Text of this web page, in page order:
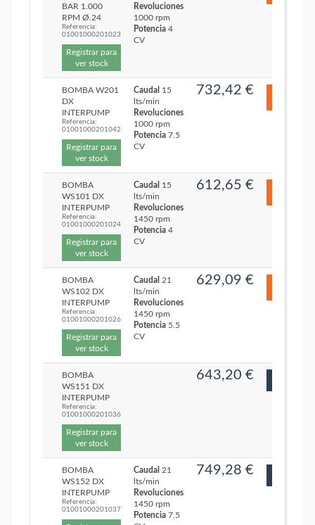
BAR 1.000
RPM Ø.24
Referencia:
01001000201023
Registrar para
ver stock
Revoluciones
1000 rpm
Potencia 4
CV
BOMBA W201
DX
INTERPUMP
Referencia:
01001000201042
Registrar para
ver stock
Caudal 15
lts/min
Revoluciones
1000 rpm
Potencia 7.5
CV
732,42 €
BOMBA
WS101 DX
INTERPUMP
Referencia:
01001000201024
Registrar para
ver stock
Caudal 15
lts/min
Revoluciones
1450 rpm
Potencia 4
CV
612,65 €
BOMBA
WS102 DX
INTERPUMP
Referencia:
01001000201026
Registrar para
ver stock
Caudal 21
lts/min
Revoluciones
1450 rpm
Potencia 5.5
CV
629,09 €
BOMBA
WS151 DX
INTERPUMP
Referencia:
01001000201036
Registrar para
ver stock
643,20 €
BOMBA
WS152 DX
INTERPUMP
Referencia:
01001000201037
Caudal 21
lts/min
Revoluciones
1450 rpm
Potencia 7.5
749,28 €